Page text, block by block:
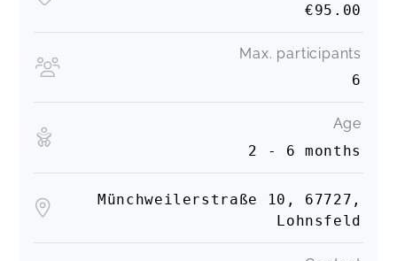
€95.00
Max. participants
6
Age
2 - 6 months
Münchweilerstraße 10, 67727,
Lohnsfeld